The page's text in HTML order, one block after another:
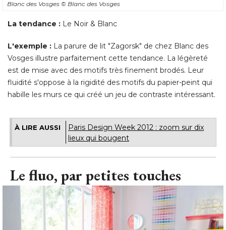
Blanc des Vosges © Blanc des Vosges
La tendance : Le Noir & Blanc
L'exemple : La parure de lit "Zagorsk" de chez Blanc des
Vosges illustre parfaitement cette tendance. La légèreté
est de mise avec des motifs très finement brodés. Leur
fluidité s'oppose à la rigidité des motifs du papier-peint qui
habille les murs ce qui créé un jeu de contraste intéressant.
À LIRE AUSSI
Paris Design Week 2012 : zoom sur dix
lieux qui bougent
Le fluo, par petites touches